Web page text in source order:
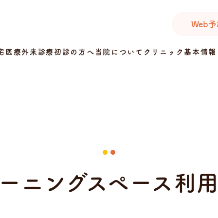
Web
医療外来診療初診の方へ 当院について クリニック基本情報
ニングスペース利